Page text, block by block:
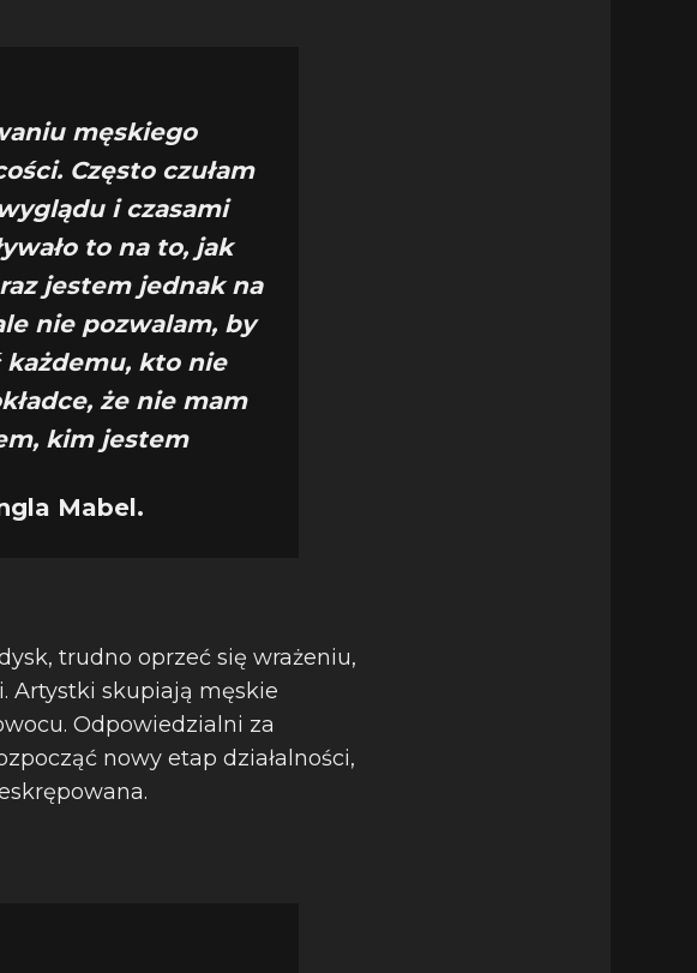
męskiego
Często czułam
i czasami
to na to, jak
jestem jednak na
nie pozwalam, by
każdemu, kto nie
że nie mam
kim jestem
Mabel.
trudno oprzeć się wrażeniu,
Artystki skupiają męskie
Odpowiedzialni za
nowy etap działalności,